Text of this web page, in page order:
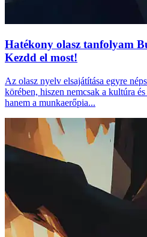
Hatékony olasz tanfolyam
Kezdd el most!
Az olasz nyelv elsajátítása egyre
körében, hiszen nemcsak a kultúra
hanem a munkaerőpia...